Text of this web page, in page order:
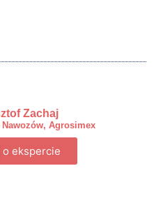
Zachaj
Nawozów, Agrosimex
ekspercie